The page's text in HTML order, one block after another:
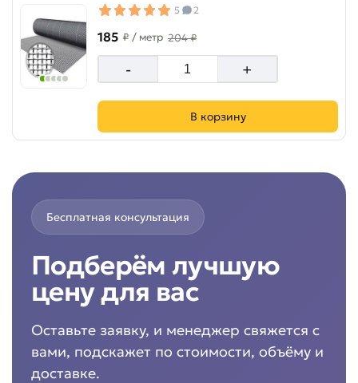
5 2
185 ₽ / метр 204 ₽
- +
В корзину
Бесплатная консультация
Подберём лучшую
цену для вас
Оставьте заявку, и менеджер свяжется с
вами, подскажет по стоимости, объёму и
доставке.